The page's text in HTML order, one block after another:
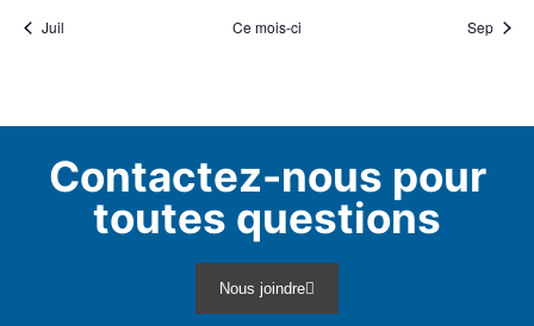
Juil Ce mois-ci Sep
Contactez-nous pour
toutes questions
Nous joindre